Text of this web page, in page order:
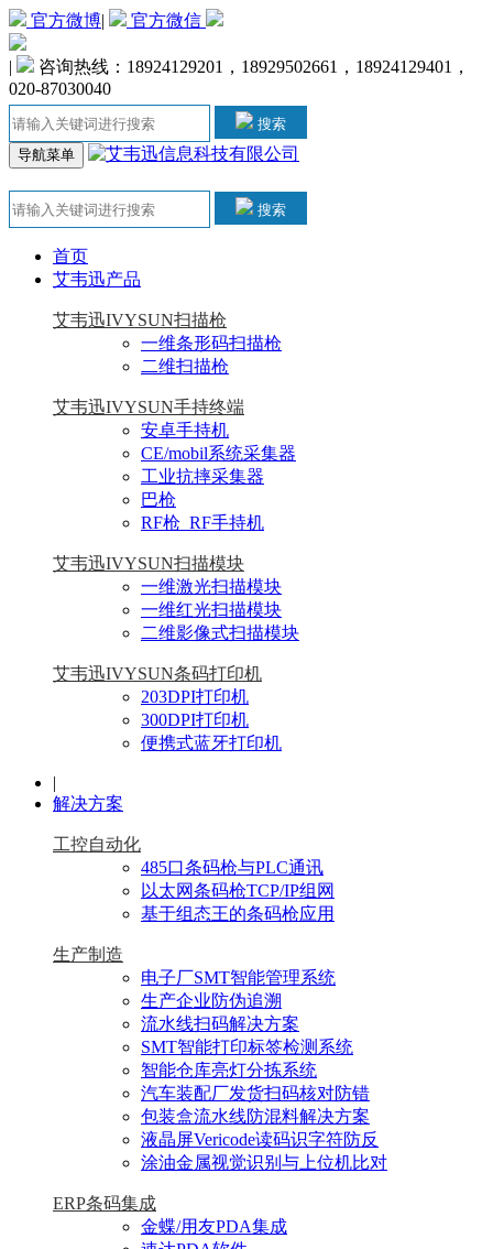
官方微博| 官方微信
|
咨询热线：18924129201，18929502661，18924129401，
020-87030040
搜索
导航菜单
搜索
首页
艾韦迅产品
艾韦迅IVYSUN扫描枪
一维条形码扫描枪
二维扫描枪
艾韦迅IVYSUN手持终端
安卓手持机
CE/mobil系统采集器
工业抗摔采集器
巴枪
RF枪_RF手持机
艾韦迅IVYSUN扫描模块
一维激光扫描模块
一维红光扫描模块
二维影像式扫描模块
艾韦迅IVYSUN条码打印机
203DPI打印机
300DPI打印机
便携式蓝牙打印机
|
解决方案
工控自动化
485口条码枪与PLC通讯
以太网条码枪TCP/IP组网
基于组态王的条码枪应用
生产制造
电子厂SMT智能管理系统
生产企业防伪追溯
流水线扫码解决方案
SMT智能打印标签检测系统
智能仓库亮灯分拣系统
汽车装配厂发货扫码核对防错
包装盒流水线防混料解决方案
液晶屏Vericode读码识字符防反
涂油金属视觉识别与上位机比对
ERP条码集成
金蝶/用友PDA集成